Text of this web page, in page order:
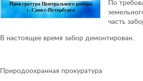
По
часть
В настоящее время забор демонтирован.
Природоохранная прокуратура